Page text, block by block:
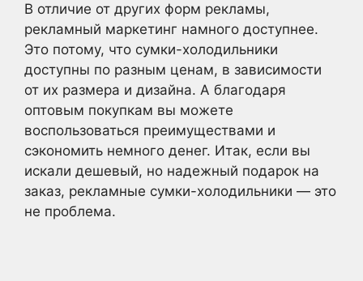
В отличие от других форм рекламы,
рекламный маркетинг намного доступнее.
Это потому, что сумки-холодильники
доступны по разным ценам, в зависимости
от их размера и дизайна. А благодаря
оптовым покупкам вы можете
воспользоваться преимуществами и
сэкономить немного денег. Итак, если вы
искали дешевый, но надежный подарок на
заказ, рекламные сумки-холодильники — это
не проблема.